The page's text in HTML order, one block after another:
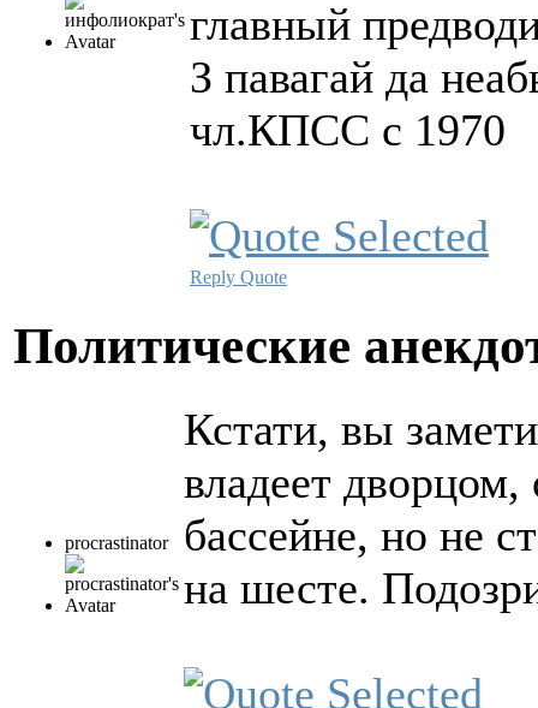
главный
З павагай да
чл.КПСС с 1970
Reply Quote
Политические
procrastinator
Кстати, вы
владеет дворцом,
бассейне, но не
на шесте.